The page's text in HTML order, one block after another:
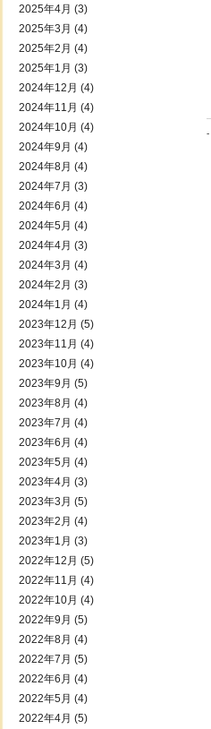
-
2025年4月 (3)
2025年3月 (4)
2025年2月 (4)
2025年1月 (3)
2024年12月 (4)
2024年11月 (4)
2024年10月 (4)
2024年9月 (4)
2024年8月 (4)
2024年7月 (3)
2024年6月 (4)
2024年5月 (4)
2024年4月 (3)
2024年3月 (4)
2024年2月 (3)
2024年1月 (4)
2023年12月 (5)
2023年11月 (4)
2023年10月 (4)
2023年9月 (5)
2023年8月 (4)
2023年7月 (4)
2023年6月 (4)
2023年5月 (4)
2023年4月 (3)
2023年3月 (5)
2023年2月 (4)
2023年1月 (3)
2022年12月 (5)
2022年11月 (4)
2022年10月 (4)
2022年9月 (5)
2022年8月 (4)
2022年7月 (5)
2022年6月 (4)
2022年5月 (4)
2022年4月 (5)